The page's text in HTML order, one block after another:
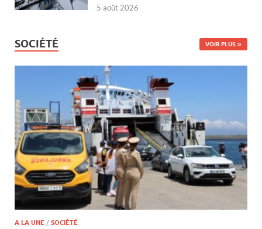
5 août 2026
SOCIÉTÉ VOIR PLUS
A LA UNE / SOCIÉTÉ